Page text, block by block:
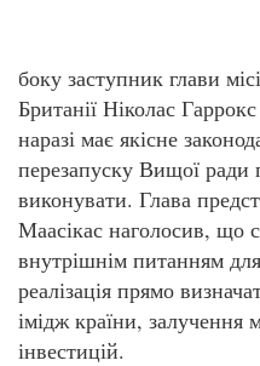
боку заступник глави
Британії Ніколас
наразі має якісне
перезапуску Вищої ради
виконувати. Глава
Маасікас наголосив, що
внутрішнім питанням
реалізація прямо
імідж країни, залучення
інвестицій.